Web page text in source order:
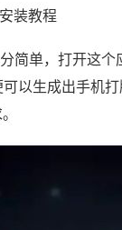
装教程
简单，打开这
以生成出手机